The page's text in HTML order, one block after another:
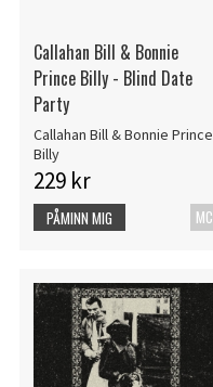
Callahan Bill & Bonnie
Prince Billy - Blind Date
Party
Callahan Bill & Bonnie Prince
Billy
229 kr
MC
PÅMINN MIG